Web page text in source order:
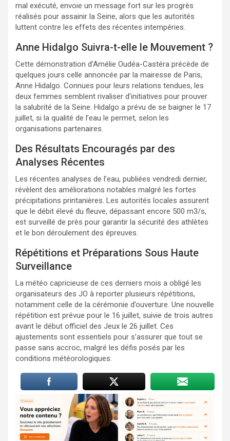
mal exécuté, envoie un message fort sur les progrès
réalisés pour assainir la Seine, alors que les autorités
luttent contre les effets des récentes intempéries.
Anne Hidalgo Suivra-t-elle le Mouvement ?
Cette démonstration d’Amélie Oudéa-Castéra précède de
quelques jours celle annoncée par la mairesse de Paris,
Anne Hidalgo. Connues pour leurs relations tendues, les
deux femmes semblent rivaliser d’initiatives pour prouver
la salubrité de la Seine. Hidalgo a prévu de se baigner le 17
juillet, si la qualité de l’eau le permet, selon les
organisations partenaires.
Des Résultats Encouragés par des
Analyses Récentes
Les récentes analyses de l’eau, publiées vendredi dernier,
révèlent des améliorations notables malgré les fortes
précipitations printanières. Les autorités locales assurent
que le débit élevé du fleuve, dépassant encore 500 m3/s,
est surveillé de près pour garantir la sécurité des athlètes
et le bon déroulement des épreuves.
Répétitions et Préparations Sous Haute
Surveillance
La météo capricieuse de ces derniers mois a obligé les
organisateurs des JO à reporter plusieurs répétitions,
notamment celle de la cérémonie d’ouverture. Une nouvelle
répétition est prévue pour le 16 juillet, suivie de trois autres
avant le début officiel des Jeux le 26 juillet. Ces
ajustements sont essentiels pour s’assurer que tout se
passe sans accroc, malgré les défis posés par les
conditions météorologiques.